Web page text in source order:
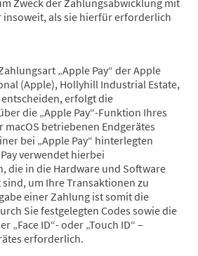
Zweck der Zahlungsabwicklung mit
als sie hierfür erforderlich
„Apple Pay“ der Apple
(Apple), Hollyhill Industrial Estate,
erfolgt die
die „Apple Pay“-Funktion Ihres
macOS betriebenen Endgerätes
bei „Apple Pay“ hinterlegten
verwendet hierbei
die in die Hardware und Software
um Ihre Transaktionen zu
einer Zahlung ist somit die
Sie festgelegten Codes sowie die
„Face ID“- oder „Touch ID“ –
erforderlich.